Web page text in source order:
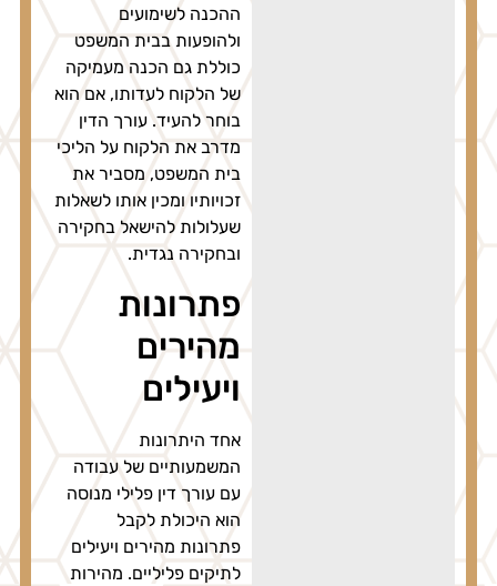
ההכנה לשימועים
ולהופעות בבית המשפט
כוללת גם הכנה מעמיקה
של הלקוח לעדותו, אם הוא
בוחר להעיד. עורך הדין
מדרב את הלקוח על הליכי
בית המשפט, מסביר את
זכויותיו ומכין אותו לשאלות
שעלולות להישאל בחקירה
ובחקירה נגדית.
פתרונות
מהירים
ויעילים
אחד היתרונות
המשמעותיים של עבודה
עם עורך דין פלילי מנוסה
הוא היכולת לקבל
פתרונות מהירים ויעילים
לתיקים פליליים. מהירות